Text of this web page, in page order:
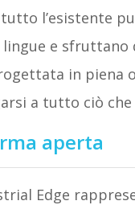
l’esistente
e
in piena
a tutto ciò che
aperta
Edge